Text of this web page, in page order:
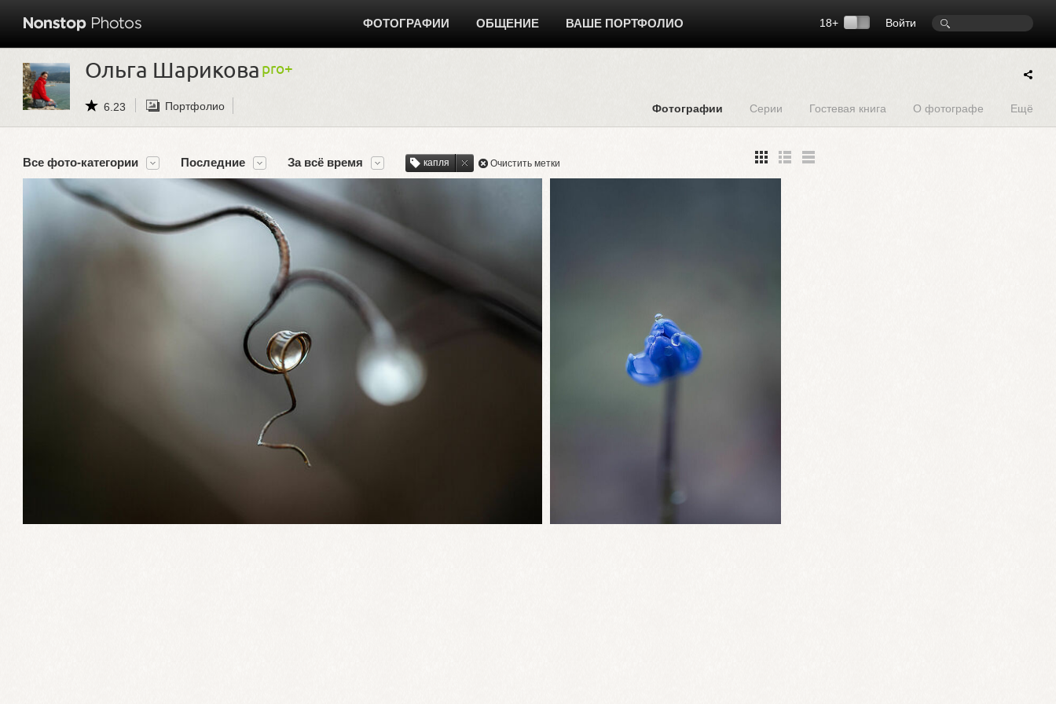
Войти
18+
ФОТОГРАФИИ ОБЩЕНИЕ ВАШЕ ПОРТФОЛИО
Ольга Шарикова
6.23 Портфолио Фотографии Серии Гостевая книга О фотографе Ещё
Все фото-категории Последние За всё время капля Очистить метки